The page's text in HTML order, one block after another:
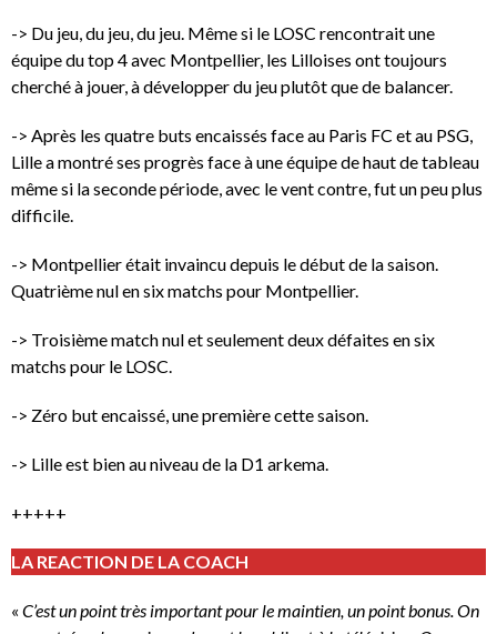
-> Du jeu, du jeu, du jeu. Même si le LOSC rencontrait une
équipe du top 4 avec Montpellier, les Lilloises ont toujours
cherché à jouer, à développer du jeu plutôt que de balancer.
-> Après les quatre buts encaissés face au Paris FC et au PSG,
Lille a montré ses progrès face à une équipe de haut de tableau
même si la seconde période, avec le vent contre, fut un peu plus
difficile.
-> Montpellier était invaincu depuis le début de la saison.
Quatrième nul en six matchs pour Montpellier.
-> Troisième match nul et seulement deux défaites en six
matchs pour le LOSC.
-> Zéro but encaissé, une première cette saison.
-> Lille est bien au niveau de la D1 arkema.
+++++
LA REACTION DE LA COACH
« C’est un point très important pour le maintien, un point bonus. On